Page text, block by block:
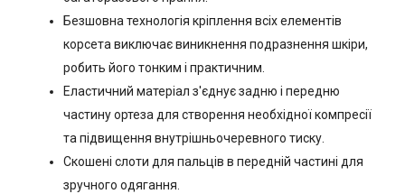
Безшовна технологія кріплення всіх елементів
корсета виключає виникнення подразнення шкіри,
робить його тонким і практичним.
Еластичний матеріал з'єднує задню і передню
частину ортеза для створення необхідної компресії
та підвищення внутрішньочеревного тиску.
Скошені слоти для пальців в передній частині для
зручного одягання.